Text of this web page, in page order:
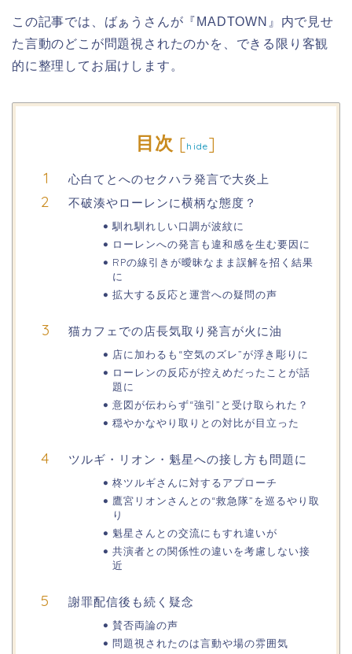
この記事では、ばぁうさんが『MADTOWN』内で見せ
た言動のどこが問題視されたのかを、できる限り客観
的に整理してお届けします。
目次 [hide]
心白てとへのセクハラ発言で大炎上
不破湊やローレンに横柄な態度？
馴れ馴れしい口調が波紋に
ローレンへの発言も違和感を生む要因に
RPの線引きが曖昧なまま誤解を招く結果
に
拡大する反応と運営への疑問の声
猫カフェでの店長気取り発言が火に油
店に加わるも“空気のズレ”が浮き彫りに
ローレンの反応が控えめだったことが話
題に
意図が伝わらず“強引”と受け取られた？
穏やかなやり取りとの対比が目立った
ツルギ・リオン・魁星への接し方も問題に
柊ツルギさんに対するアプローチ
鷹宮リオンさんとの“救急隊”を巡るやり取
り
魁星さんとの交流にもすれ違いが
共演者との関係性の違いを考慮しない接
近
謝罪配信後も続く疑念
賛否両論の声
問題視されたのは言動や場の雰囲気